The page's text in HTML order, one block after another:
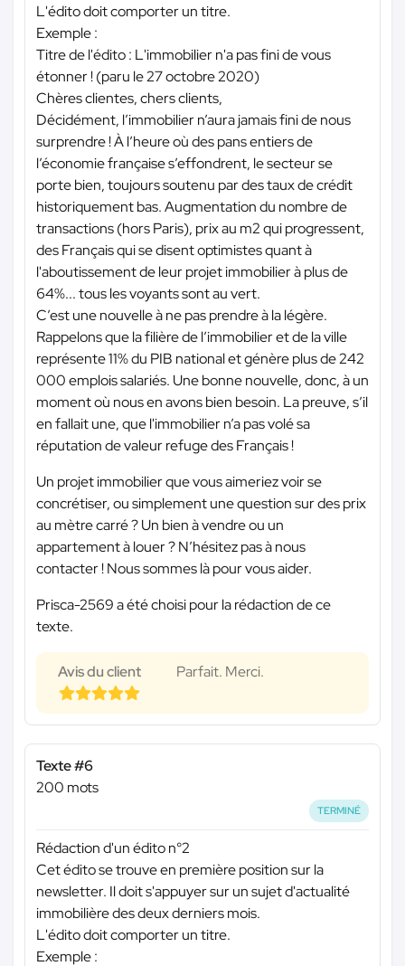
L'édito doit comporter un titre.
Exemple :
Titre de l'édito : L'immobilier n'a pas fini de vous
étonner ! (paru le 27 octobre 2020)
Chères clientes, chers clients,
Décidément, l’immobilier n’aura jamais fini de nous
surprendre ! À l’heure où des pans entiers de
l’économie française s’effondrent, le secteur se
porte bien, toujours soutenu par des taux de crédit
historiquement bas. Augmentation du nombre de
transactions (hors Paris), prix au m2 qui progressent,
des Français qui se disent optimistes quant à
l'aboutissement de leur projet immobilier à plus de
64%... tous les voyants sont au vert.
C’est une nouvelle à ne pas prendre à la légère.
Rappelons que la filière de l’immobilier et de la ville
représente 11% du PIB national et génère plus de 242
000 emplois salariés. Une bonne nouvelle, donc, à un
moment où nous en avons bien besoin. La preuve, s’il
en fallait une, que l'immobilier n’a pas volé sa
réputation de valeur refuge des Français !
Un projet immobilier que vous aimeriez voir se
concrétiser, ou simplement une question sur des prix
au mètre carré ? Un bien à vendre ou un
appartement à louer ? N’hésitez pas à nous
contacter ! Nous sommes là pour vous aider.
Prisca-2569 a été choisi pour la rédaction de ce
texte.
Avis du client Parfait. Merci.
Texte #6
200 mots
TERMINÉ
Rédaction d'un édito n°2
Cet édito se trouve en première position sur la
newsletter. Il doit s'appuyer sur un sujet d'actualité
immobilière des deux derniers mois.
L'édito doit comporter un titre.
Exemple :